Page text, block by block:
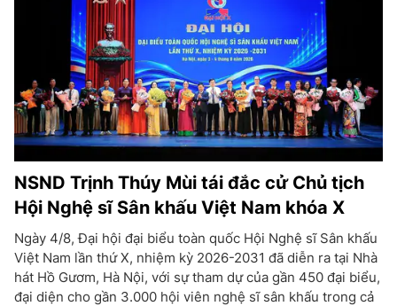
NSND Trịnh Thúy Mùi tái đắc cử Chủ tịch
Hội Nghệ sĩ Sân khấu Việt Nam khóa X
Ngày 4/8, Đại hội đại biểu toàn quốc Hội Nghệ sĩ Sân khấu
Việt Nam lần thứ X, nhiệm kỳ 2026-2031 đã diễn ra tại Nhà
hát Hồ Gươm, Hà Nội, với sự tham dự của gần 450 đại biểu,
đại diện cho gần 3.000 hội viên nghệ sĩ sân khấu trong cả